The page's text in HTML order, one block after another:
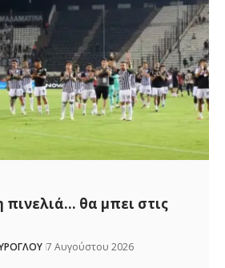
θα μπει στις
7 Αυγούστου 2026